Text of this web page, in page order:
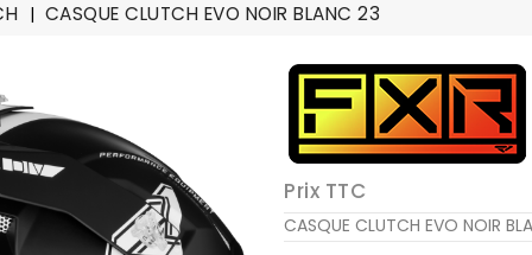
CASQUE CLUTCH EVO NOIR BLANC 23
Prix TTC
CASQUE CLUTCH EVO NOIR